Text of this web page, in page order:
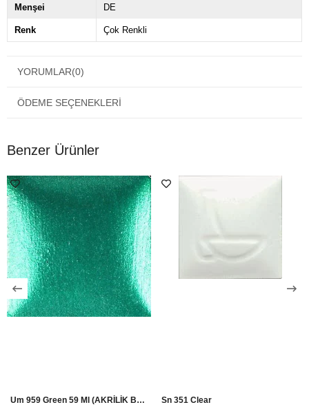
Menşei DE
Renk Çok Renkli
YORUMLAR(0)
ÖDEME SEÇENEKLERI
Benzer Ürünler
Um 959 Green 59 Ml (AKRİLİK BOYA)
Sn 351 Clear